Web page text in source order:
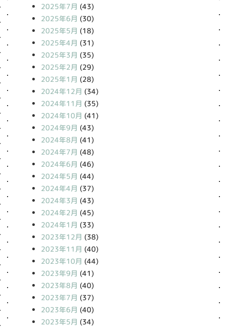
2025年7月 (43)
2025年6月 (30)
2025年5月 (18)
2025年4月 (31)
2025年3月 (35)
2025年2月 (29)
2025年1月 (28)
2024年12月 (34)
2024年11月 (35)
2024年10月 (41)
2024年9月 (43)
2024年8月 (41)
2024年7月 (48)
2024年6月 (46)
2024年5月 (44)
2024年4月 (37)
2024年3月 (43)
2024年2月 (45)
2024年1月 (33)
2023年12月 (38)
2023年11月 (40)
2023年10月 (44)
2023年9月 (41)
2023年8月 (40)
2023年7月 (37)
2023年6月 (40)
2023年5月 (34)